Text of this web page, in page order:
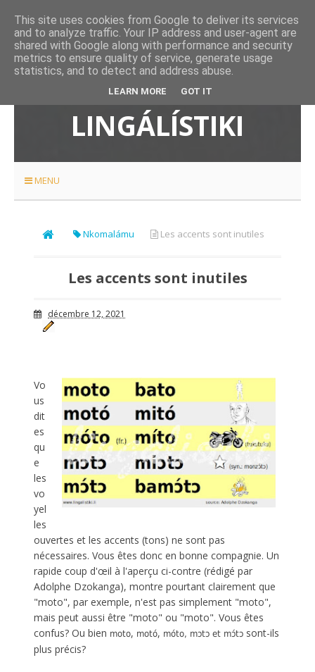
ETÉYELO
LINGÁLÍSTIKI
MENU
Nkomalámu Les accents sont inutiles
Les accents sont inutiles
décembre 12, 2021
Vo
us
dit
es
qu
e
les
vo
yel
les
ouvertes et les accents (tons) ne sont pas
nécessaires. Vous êtes donc en bonne compagnie. Un
rapide coup d'œil à l'aperçu ci-contre (rédigé par
Adolphe Dzokanga), montre pourtant clairement que
"moto", par exemple, n'est pas simplement "moto",
mais peut aussi être "moto" ou "moto". Vous êtes
confus? Ou bien moto, motó, móto, mɔtɔ et mɔ́tɔ sont-ils
plus précis?
This site uses cookies from Google to deliver its services
and to analyze traffic. Your IP address and user-agent are
shared with Google along with performance and security
metrics to ensure quality of service, generate usage
statistics, and to detect and address abuse.
LEARN MORE GOT IT